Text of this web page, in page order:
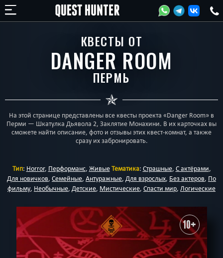
КВЕСТЫ ОТ
DANGER ROOM
ПЕРМЬ
На этой странице представлены все квесты проекта «Danger Room» в
Перми — Шкатулка Дьявола 2, Заклятие Монахини. В их карточках вы
сможете найти описание, фото и отзывы этих квест-комнат, а также
сразу их забронировать.
Тип: Horror, Перформанс, ЖивыеТематика: Страшные, С актёрами,
Для новичков, Семейные, Антуражные, Для взрослых, Без актеров, По
фильму, Необычные, Детские, Мистические, Спасти мир, Логические
10+